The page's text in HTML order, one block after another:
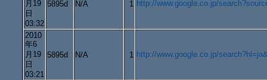
月19
日
03:32
5895d N/A 1 http://www.google.co.jp/
2010
年6
月19
日
03:21
5895d N/A 1 http://www.google.co.jp/